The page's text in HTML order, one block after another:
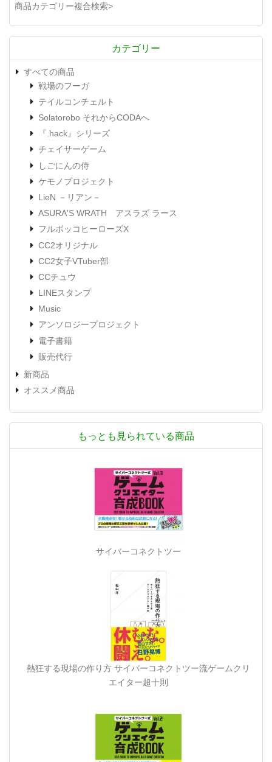
商品カテゴリー複合検索>
カテゴリー
すべての商品
戦場のフーガ
テイルコンチェルト
Solatorobo それからCODAへ
『.hack』シリーズ
チェイサーゲーム
しごにんの侍
ケモノプロジェクト
LieN －リアン－
ASURA'S WRATH アスラズ ラース
フルボッコヒーローズX
CC2オリジナル
CC2女子VTuber部
CCチュウ
LINEスタンプ
Music
アンソロジープロジェクト
電子書籍
販売代行
新商品
オススメ商品
もっとも見られている商品
サイバーコネクトツー
熱狂する現場の作り方 サイバーコネクトツー流ゲームクリ
エイター超十則